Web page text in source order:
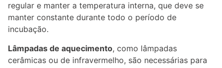
regular e manter a temperatura interna, que deve se
manter constante durante todo o período de
incubação.
Lâmpadas de aquecimento, como lâmpadas
cerâmicas ou de infravermelho, são necessárias para